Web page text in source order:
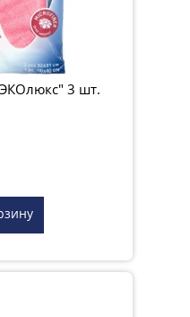
3 шт.